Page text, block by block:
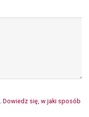
Dowiedz się, w jaki sposób